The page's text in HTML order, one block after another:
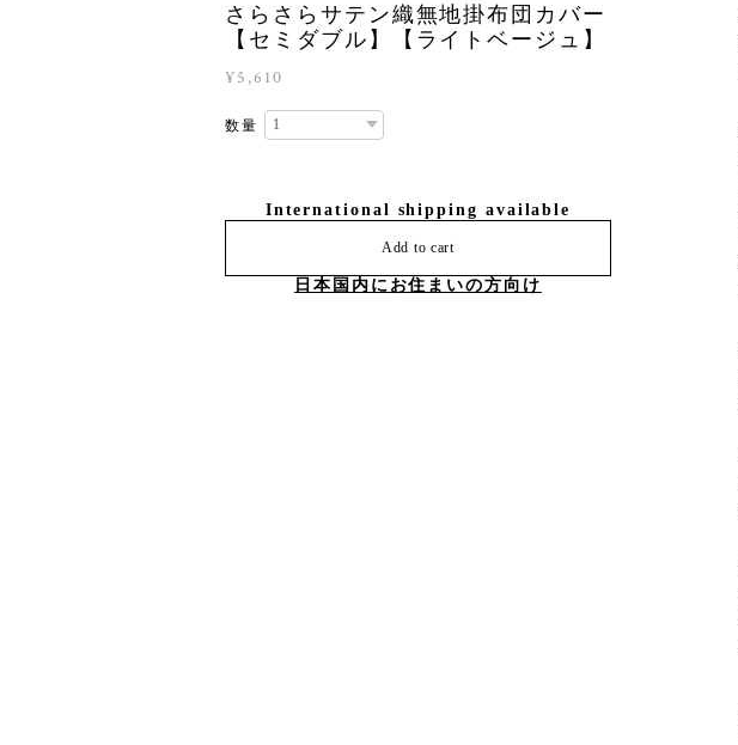
さらさらサテン織無地掛布団カバー
【セミダブル】【ライトベージュ】
¥5,610
数量
International shipping available
Add to cart
日本国内にお住まいの方向け